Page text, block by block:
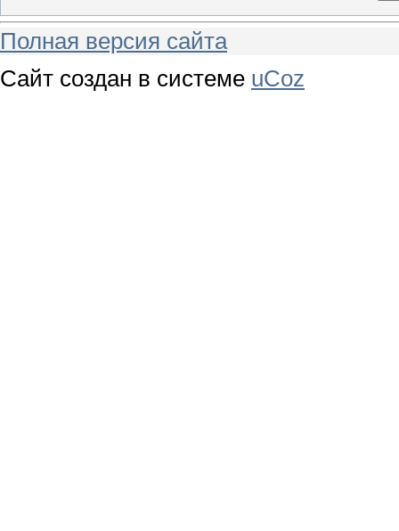
Полная версия сайта
Сайт создан в системе uCoz